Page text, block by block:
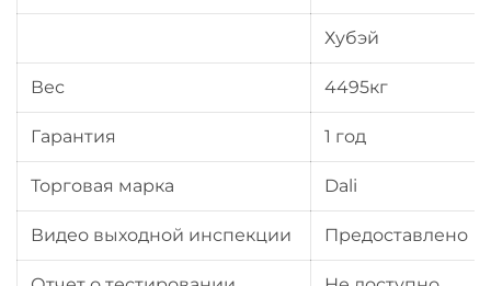
Хубэй
Вес 4495кг
Гарантия 1 год
Торговая марка Dali
Видео выходной инспекции Предоставлено